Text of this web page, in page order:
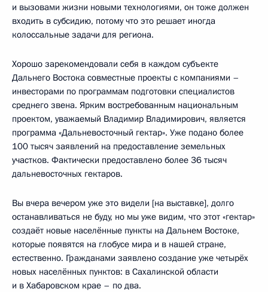
и вызовами жизни новыми технологиями, он тоже должен
входить в субсидию, потому что это решает иногда
колоссальные задачи для региона.
Хорошо зарекомендовали себя в каждом субъекте
Дальнего Востока совместные проекты с компаниями –
инвесторами по программам подготовки специалистов
среднего звена. Ярким востребованным национальным
проектом, уважаемый Владимир Владимирович, является
программа «Дальневосточный гектар». Уже подано более
100 тысяч заявлений на предоставление земельных
участков. Фактически предоставлено более 36 тысяч
дальневосточных гектаров.
Вы вчера вечером уже это видели [на выставке], долго
останавливаться не буду, но мы уже видим, что этот «гектар»
создаёт новые населённые пункты на Дальнем Востоке,
которые появятся на глобусе мира и в нашей стране,
естественно. Гражданами заявлено создание уже четырёх
новых населённых пунктов: в Сахалинской области
и в Хабаровском крае – по два.